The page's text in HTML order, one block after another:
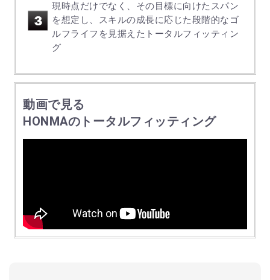
現時点だけでなく、その目標に向けたスパン
を想定し、 スキルの成長に応じた段階的なゴ
ルフライフを見据えたトータルフィッティン
グ
動画で見る
HONMAのトータルフィッティング